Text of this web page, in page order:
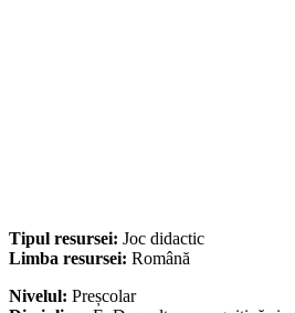
Tipul resursei: Joc didactic
Limba resursei: Română
Nivelul: Preșcolar